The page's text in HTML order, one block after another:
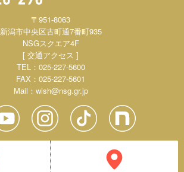
〒951-8063
新潟市中央区古町通7番町935
NSGスクエア4F
[ 交通アクセス ]
TEL：025-227-5600
FAX：025-227-5601
Mail： wish@nsg.gr.jp